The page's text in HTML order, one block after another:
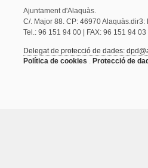
Ajuntament d'Alaquàs.
C/. Major 88. CP: 46970 Alaquàs.dir3:
Tel.: 96 151 94 00 | FAX: 96 151 94
Delegat de protecció de dades:
Política de cookies . Protecció de